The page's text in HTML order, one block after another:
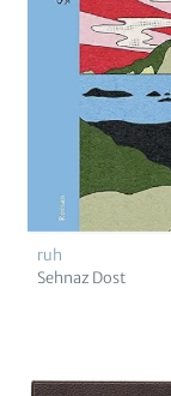
ruh
Sehnaz Dost